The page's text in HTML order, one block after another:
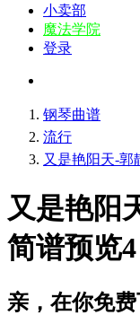
小卖部
魔法学院
登录
钢琴曲谱
流行
又是艳阳天-郭
又是艳阳
简谱预览4
亲，在你免